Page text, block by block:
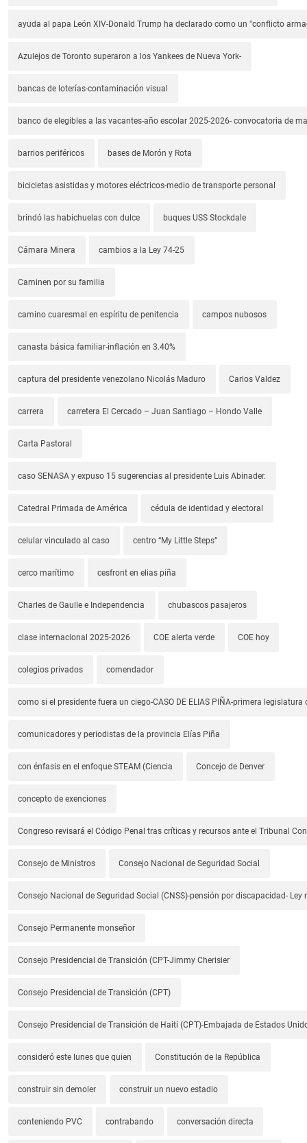
ayuda al papa León XIV-Donald Trump ha declarado como un "conflicto
Azulejos de Toronto superaron a los Yankees de Nueva York-
bancas de loterías-contaminación visual
banco de elegibles a las vacantes-año escolar 2025-2026- convocatoria de
barrios periféricos bases de Morón y Rota
bicicletas asistidas y motores eléctricos-medio de transporte personal
brindó las habichuelas con dulce buques USS Stockdale
Cámara Minera cambios a la Ley 74-25
Caminen por su familia
camino cuaresmal en espíritu de penitencia campos nubosos
canasta básica familiar-inflación en 3.40%
captura del presidente venezolano Nicolás Maduro Carlos Valdez
carrera carretera El Cercado – Juan Santiago – Hondo Valle
Carta Pastoral
caso SENASA y expuso 15 sugerencias al presidente Luis Abinader.
Catedral Primada de América cédula de identidad y electoral
celular vinculado al caso centro “My Little Steps”
cerco marítimo cesfront en elias piña
Charles de Gaulle e Independencia chubascos pasajeros
clase internacional 2025-2026 COE alerta verde COE hoy
colegios privados comendador
como si el presidente fuera un ciego-CASO DE ELIAS PIÑA-primera legislatura
comunicadores y periodistas de la provincia Elías Piña
con énfasis en el enfoque STEAM (Ciencia Concejo de Denver
concepto de exenciones
Congreso revisará el Código Penal tras críticas y recursos ante el Tribunal
Consejo de Ministros Consejo Nacional de Seguridad Social
Consejo Nacional de Seguridad Social (CNSS)-pensión por discapacidad- Ley
Consejo Permanente monseñor
Consejo Presidencial de Transición (CPT-Jimmy Cherisier
Consejo Presidencial de Transición (CPT)
Consejo Presidencial de Transición de Haití (CPT)-Embajada de Estados
consideró este lunes que quien Constitución de la República
construir sin demoler construir un nuevo estadio
conteniendo PVC contrabando conversación directa